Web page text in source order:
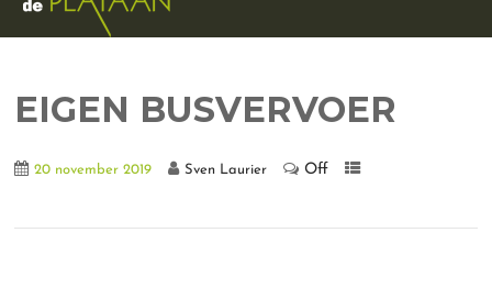
EIGEN BUSVERVOER
20 november 2019 Sven Laurier Off